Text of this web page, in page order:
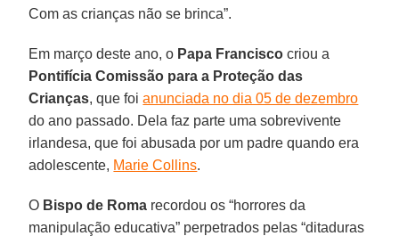
Com as crianças não se brinca”.
Em março deste ano, o Papa Francisco criou a
Pontifícia Comissão para a Proteção das
Crianças, que foianunciada no dia 05 de dezembro
do ano passado. Dela faz parte uma sobrevivente
irlandesa, que foi abusada por um padre quando era
adolescente, Marie Collins.
O Bispo de Roma recordou os “horrores da
manipulação educativa” perpetrados pelas “ditaduras